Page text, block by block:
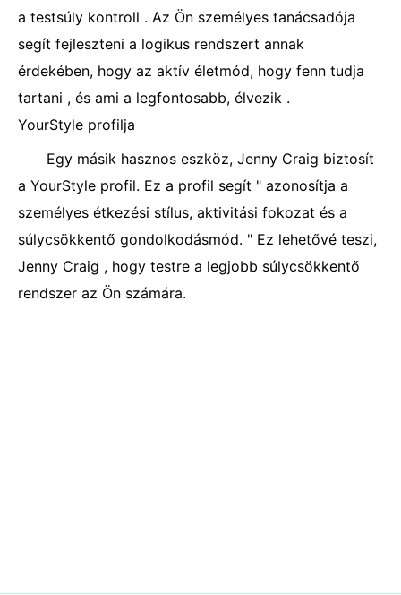
a testsúly kontroll . Az Ön személyes tanácsadója
segít fejleszteni a logikus rendszert annak
érdekében, hogy az aktív életmód, hogy fenn tudja
tartani , és ami a legfontosabb, élvezik .
YourStyle profilja
Egy másik hasznos eszköz, Jenny Craig biztosít
a YourStyle profil. Ez a profil segít " azonosítja a
személyes étkezési stílus, aktivitási fokozat és a
súlycsökkentő gondolkodásmód. " Ez lehetővé teszi,
Jenny Craig , hogy testre a legjobb súlycsökkentő
rendszer az Ön számára.